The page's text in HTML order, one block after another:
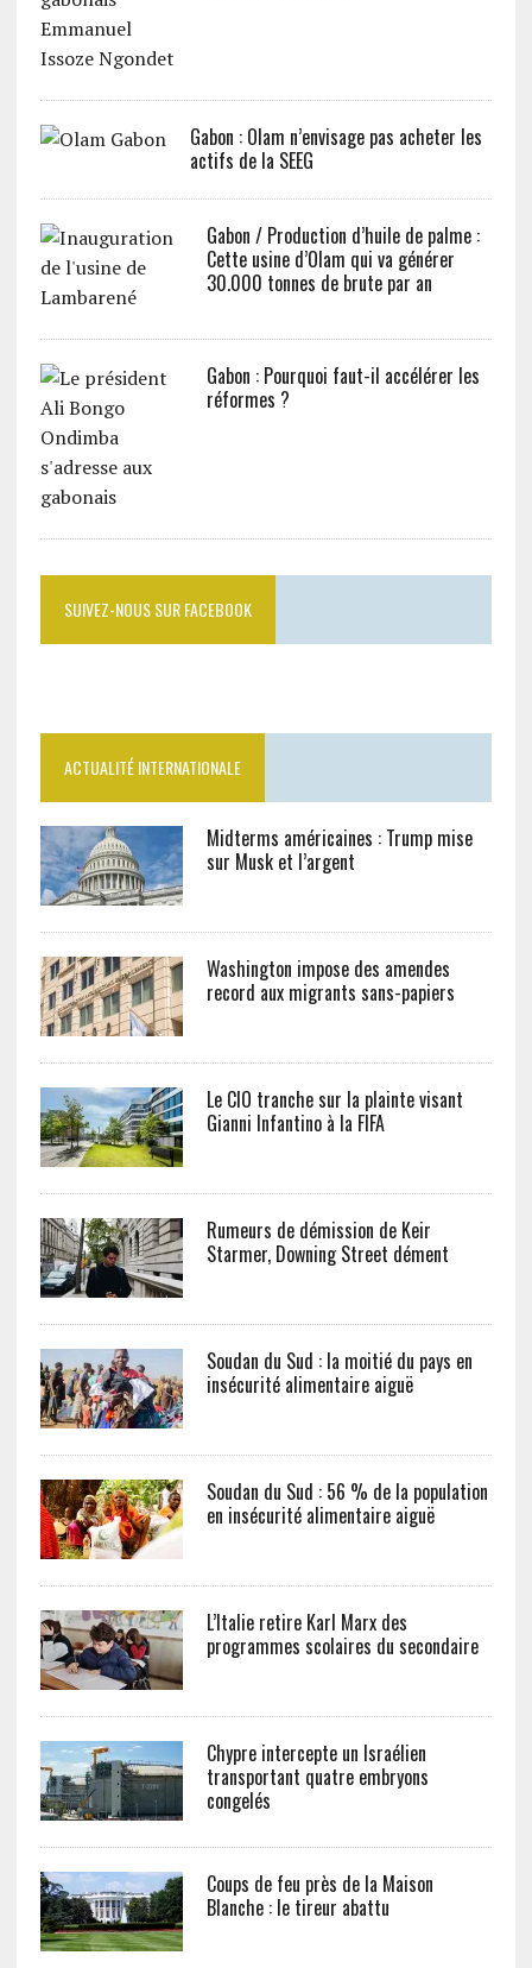
Gabon : Olam n’envisage pas acheter les
actifs de la SEEG
Gabon / Production d’huile de palme :
Cette usine d’Olam qui va générer
30.000 tonnes de brute par an
Gabon : Pourquoi faut-il accélérer les
réformes ?
SUIVEZ-NOUS SUR FACEBOOK
ACTUALITÉ INTERNATIONALE
Midterms américaines : Trump mise
sur Musk et l’argent
Washington impose des amendes
record aux migrants sans-papiers
Le CIO tranche sur la plainte visant
Gianni Infantino à la FIFA
Rumeurs de démission de Keir
Starmer, Downing Street dément
Soudan du Sud : la moitié du pays en
insécurité alimentaire aiguë
Soudan du Sud : 56 % de la population
en insécurité alimentaire aiguë
L’Italie retire Karl Marx des
programmes scolaires du secondaire
Chypre intercepte un Israélien
transportant quatre embryons
congelés
Coups de feu près de la Maison
Blanche : le tireur abattu